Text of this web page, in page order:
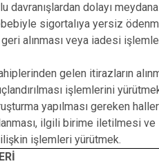
davranışlardan dolayı
sigortalıya yersiz
alınması veya iadesi
gelen itirazların
işlemlerini
yapılması gereken
ilgili birime iletilmesi ve
ilişkin işlemleri yürütmek.